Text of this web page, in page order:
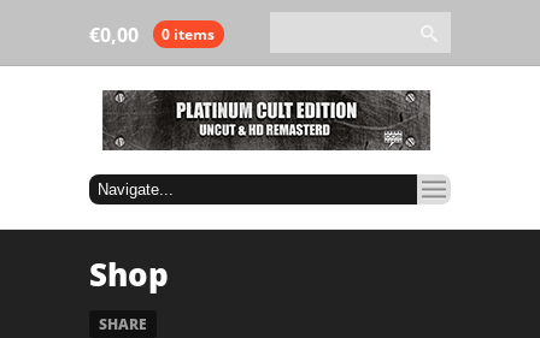
0,00
€ 0 items
Shop
SHARE